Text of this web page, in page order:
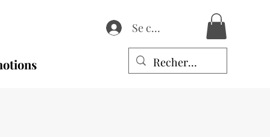
Se connecter